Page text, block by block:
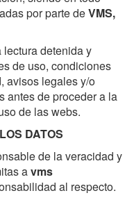
por parte deVMS,
lectura detenida y
de uso, condiciones
avisos legales y/o
antes de proceder a la
de las webs.
DATOS
de la veracidad y
avms
al respecto.